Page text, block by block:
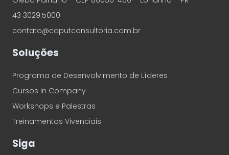
43 3029.5000
contato@caputconsultoria.com.br
Soluções
Programa de Desenvolvimento de Líderes
Cursos in Company
Workshops e Palestras
Treinamentos Vivenciais
Siga